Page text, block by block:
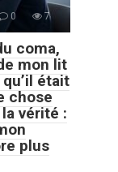
0 7
coma,
mon lit
était
chose
vérité :
plus